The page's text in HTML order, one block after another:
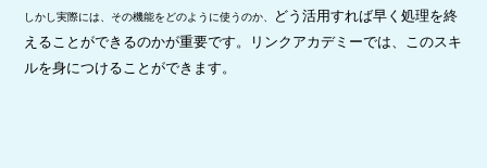
しかし実際には、その機能をどのように使うのか、
どう活用すれば早く処理を終
えることができるのかが重要です。リンクアカデミーでは、このスキ
ルを身につけることができます。